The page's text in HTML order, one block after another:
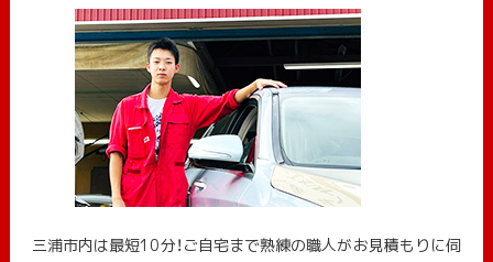
三浦市内は最短10分！ご自宅まで熟練の職人がお見積もりに伺